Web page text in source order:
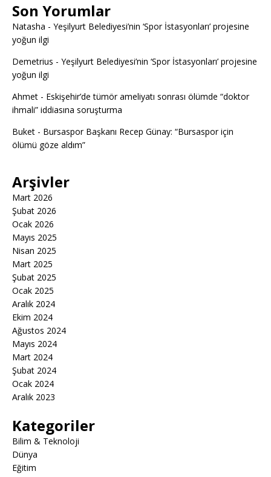
Son Yorumlar
Natasha - Yeşilyurt Belediyesi’nin ‘Spor İstasyonları’ projesine
yoğun ilgi
Demetrius - Yeşilyurt Belediyesi’nin ‘Spor İstasyonları’ projesine
yoğun ilgi
Ahmet - Eskişehir’de tümör ameliyatı sonrası ölümde “doktor
ihmali” iddiasına soruşturma
Buket - Bursaspor Başkanı Recep Günay: “Bursaspor için
ölümü göze aldım”
Arşivler
Mart 2026
Şubat 2026
Ocak 2026
Mayıs 2025
Nisan 2025
Mart 2025
Şubat 2025
Ocak 2025
Aralık 2024
Ekim 2024
Ağustos 2024
Mayıs 2024
Mart 2024
Şubat 2024
Ocak 2024
Aralık 2023
Kategoriler
Bilim & Teknoloji
Dünya
Eğitim